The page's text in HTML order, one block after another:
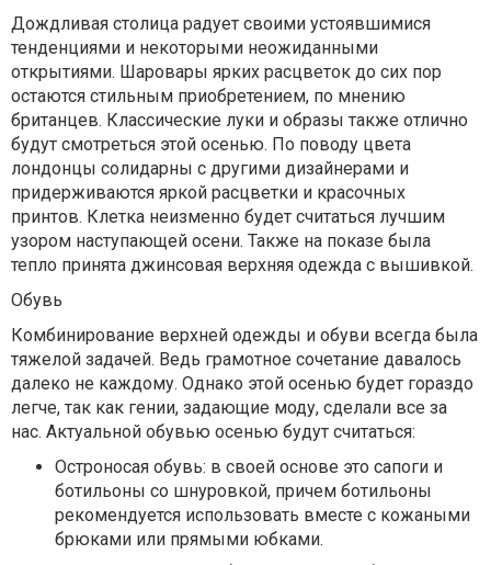
Дождливая столица радует своими устоявшимися
тенденциями и некоторыми неожиданными
открытиями. Шаровары ярких расцветок до сих пор
остаются стильным приобретением, по мнению
британцев. Классические луки и образы также отлично
будут смотреться этой осенью. По поводу цвета
лондонцы солидарны с другими дизайнерами и
придерживаются яркой расцветки и красочных
принтов. Клетка неизменно будет считаться лучшим
узором наступающей осени. Также на показе была
тепло принята джинсовая верхняя одежда с вышивкой.
Обувь
Комбинирование верхней одежды и обуви всегда была
тяжелой задачей. Ведь грамотное сочетание давалось
далеко не каждому. Однако этой осенью будет гораздо
легче, так как гении, задающие моду, сделали все за
нас. Актуальной обувью осенью будут считаться:
Остроносая обувь: в своей основе это сапоги и
ботильоны со шнуровкой, причем ботильоны
рекомендуется использовать вместе с кожаными
брюками или прямыми юбками.